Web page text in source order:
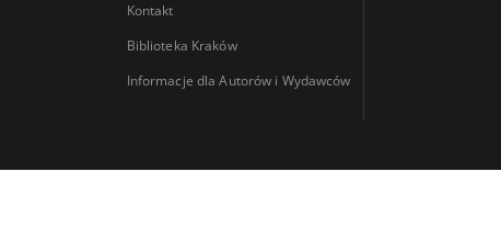
Kontakt
Biblioteka Kraków
Informacje dla Autorów i Wydawców